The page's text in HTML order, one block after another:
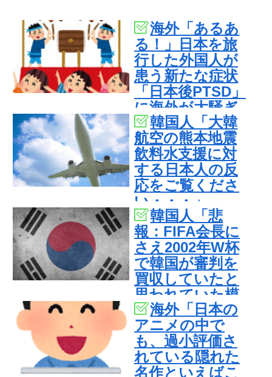
海外「あるあ
る！」日本を旅
行した外国人が
患う新たな症状
「日本後PTSD」
に海外が大騒ぎ
韓国人「大韓
航空の熊本地震
飲料水支援に対
する日本人の反
応をご覧くださ
い・・・」
→「」
韓国人「悲
報：FIFA会長に
さえ2002年W杯
で韓国が審判を
買収していたと
思われていた模
様…（ﾌﾞﾙﾌﾞﾙ」
＝韓国の反応
海外「日本の
アニメの中で
も、過小評価さ
れている隠れた
名作といえばこ